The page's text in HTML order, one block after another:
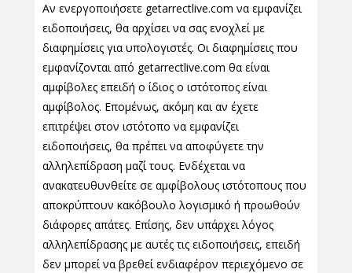
Αν ενεργοποιήσετε getarrectlive.com να εμφανίζει
ειδοποιήσεις, θα αρχίσει να σας ενοχλεί με
διαφημίσεις για υπολογιστές. Οι διαφημίσεις που
εμφανίζονται από getarrectlive.com θα είναι
αμφίβολες επειδή ο ίδιος ο ιστότοπος είναι
αμφίβολος. Επομένως, ακόμη και αν έχετε
επιτρέψει στον ιστότοπο να εμφανίζει
ειδοποιήσεις, θα πρέπει να αποφύγετε την
αλληλεπίδραση μαζί τους. Ενδέχεται να
ανακατευθυνθείτε σε αμφίβολους ιστότοπους που
αποκρύπτουν κακόβουλο λογισμικό ή προωθούν
διάφορες απάτες. Επίσης, δεν υπάρχει λόγος
αλληλεπίδρασης με αυτές τις ειδοποιήσεις, επειδή
δεν μπορεί να βρεθεί ενδιαφέρον περιεχόμενο σε